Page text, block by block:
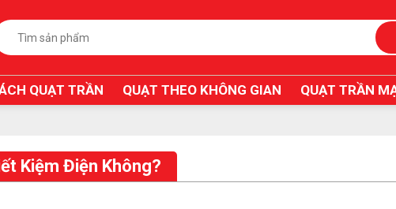
QUẠT TRẦN QUẠT THEO KHÔNG GIAN QUẠT TRẦN
Kiệm Điện Không?